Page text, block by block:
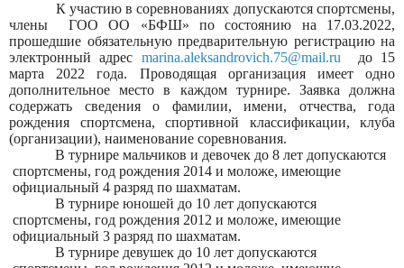
К участию в соревнованиях допускаются спортсмены,
члены
ГОО ОО «БФШ» по состоянию на 17.03.2022,
прошедшие обязательную предварительную регистрацию на
электронный адрес marina.aleksandrovich.75@mail.ru
до 15
марта 2022 года. Проводящая организация имеет одно
дополнительное место в каждом турнире. Заявка должна
содержать сведения о фамилии, имени, отчества, года
рождения спортсмена, спортивной классификации, клуба
(организации), наименование соревнования.
В турнире мальчиков и девочек до 8 лет допускаются
спортсмены, год рождения 2014 и моложе, имеющие
официальный 4 разряд по шахматам.
В турнире юношей до 10 лет допускаются
спортсмены, год рождения 2012 и моложе, имеющие
официальный 3 разряд по шахматам.
В турнире девушек до 10 лет допускаются